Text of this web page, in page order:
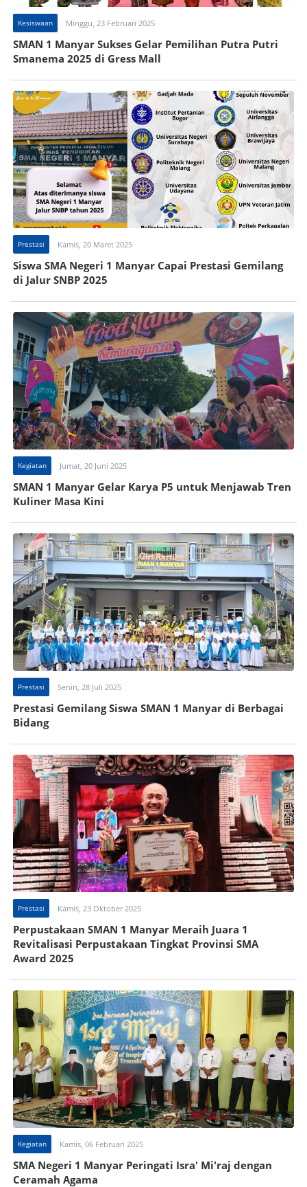
Kesiswaan Minggu, 23 Februari 2025
SMAN 1 Manyar Sukses Gelar Pemilihan Putra Putri
Smanema 2025 di Gress Mall
Prestasi Kamis, 20 Maret 2025
Siswa SMA Negeri 1 Manyar Capai Prestasi Gemilang
di Jalur SNBP 2025
Kegiatan Jumat, 20 Juni 2025
SMAN 1 Manyar Gelar Karya P5 untuk Menjawab Tren
Kuliner Masa Kini
Prestasi Senin, 28 Juli 2025
Prestasi Gemilang Siswa SMAN 1 Manyar di Berbagai
Bidang
Prestasi Kamis, 23 Oktober 2025
Perpustakaan SMAN 1 Manyar Meraih Juara 1
Revitalisasi Perpustakaan Tingkat Provinsi SMA
Award 2025
Kegiatan Kamis, 06 Februari 2025
SMA Negeri 1 Manyar Peringati Isra' Mi'raj dengan
Ceramah Agama